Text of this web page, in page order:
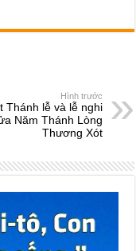
ail ar
Hình trước
Thánh lễ và lễ nghi
Năm Thánh Lòng
Thương Xót